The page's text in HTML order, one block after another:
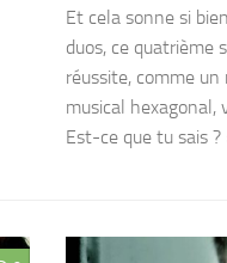
Et cela sonne si
duos, ce quatrième
réussite, comme
musical hexagonal,
Est-ce que tu sais ?